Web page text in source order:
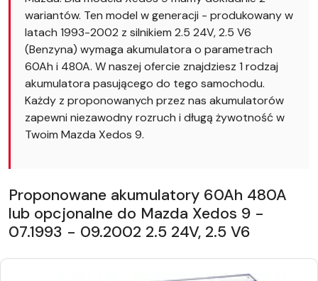
wariantów. Ten model w generacji - produkowany w
latach 1993-2002 z silnikiem 2.5 24V, 2.5 V6
(Benzyna) wymaga akumulatora o parametrach
60Ah i 480A. W naszej ofercie znajdziesz 1 rodzaj
akumulatora pasującego do tego samochodu.
Każdy z proponowanych przez nas akumulatorów
zapewni niezawodny rozruch i długą żywotność w
Twoim Mazda Xedos 9.
Proponowane akumulatory 60Ah 480A
lub opcjonalne do Mazda Xedos 9 -
07.1993 - 09.2002 2.5 24V, 2.5 V6